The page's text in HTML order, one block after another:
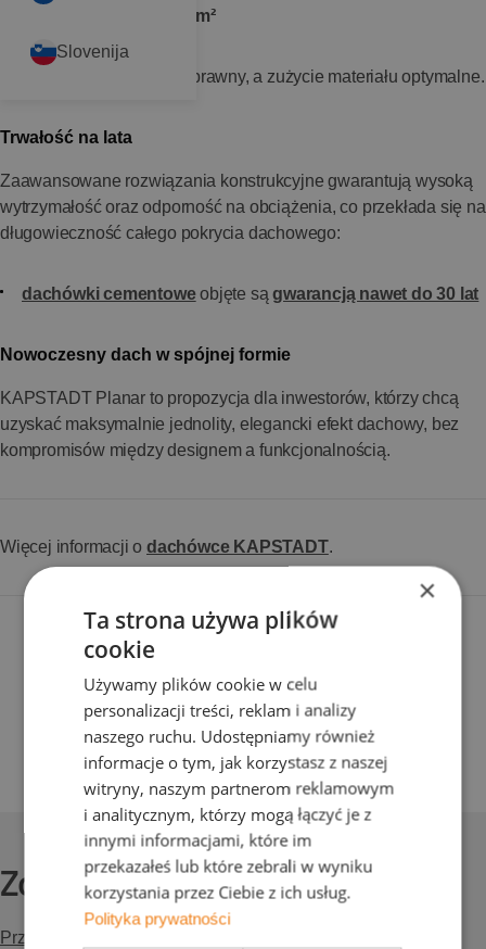
9,7 szt./m²
Dzięki temu montaż jest sprawny, a zużycie materiału optymalne.
Trwałość na lata
Zaawansowane rozwiązania konstrukcyjne gwarantują wysoką
wytrzymałość oraz odporność na obciążenia, co przekłada się na
długowieczność całego pokrycia dachowego:
dachówki cementoweobjęte sągwarancją nawet do 30 lat
Nowoczesny dach w spójnej formie
KAPSTADT Planar to propozycja dla inwestorów, którzy chcą
uzyskać maksymalnie jednolity, elegancki efekt dachowy, bez
kompromisów między designem a funkcjonalnością.
Więcej informacji o dachówce KAPSTADT.
facebook
x linkedinpinterest
Skopiuj adres strony
Zobacz inne nasze realizacje wideo
Przeglądaj wszystkie artykuły i odkryj inspiracje
Slovenija
×
Ta strona używa plików
cookie
Używamy plików cookie w celu
personalizacji treści, reklam i analizy
naszego ruchu. Udostępniamy również
informacje o tym, jak korzystasz z naszej
witryny, naszym partnerom reklamowym
i analitycznym, którzy mogą łączyć je z
innymi informacjami, które im
przekazałeś lub które zebrali w wyniku
korzystania przez Ciebie z ich usług.
Polityka prywatności